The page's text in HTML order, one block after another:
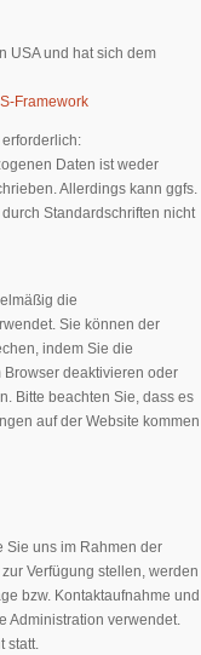
USA und hat sich dem
Framework
Daten ist weder
Allerdings kann ggfs.
Standardschriften nicht
die
Sie können der
indem Sie die
deaktivieren oder
Bitte beachten Sie, dass es
auf der Website kommen
Sie uns im Rahmen der
Verfügung stellen, werden
bzw. Kontaktaufnahme und
Administration verwendet.
statt.